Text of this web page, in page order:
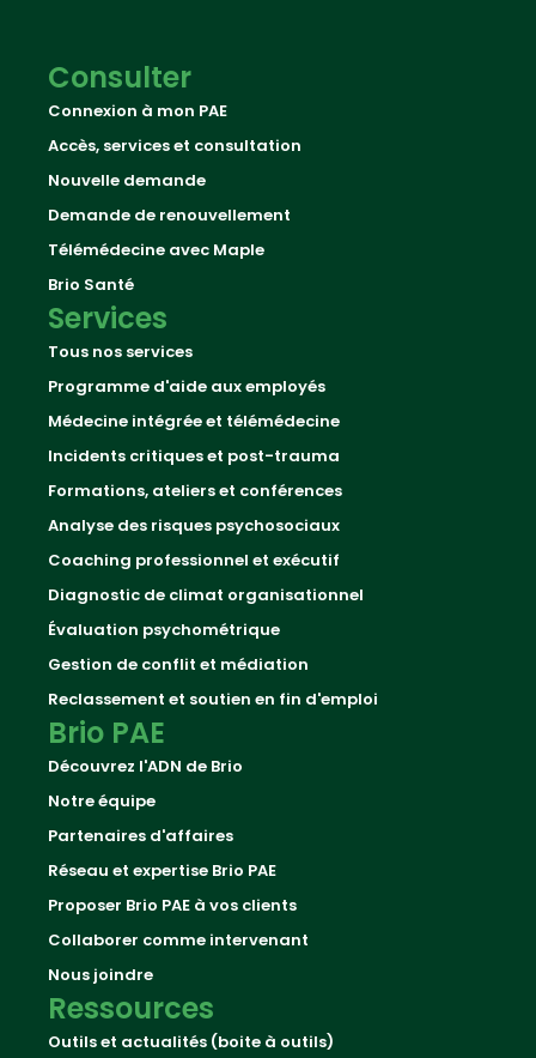
Consulter
Connexion à mon PAE
Accès, services et consultation
Nouvelle demande
Demande de renouvellement
Télémédecine avec Maple
Brio Santé
Services
Tous nos services
Programme d'aide aux employés
Médecine intégrée et télémédecine
Incidents critiques et post-trauma
Formations, ateliers et conférences
Analyse des risques psychosociaux
Coaching professionnel et exécutif
Diagnostic de climat organisationnel
Évaluation psychométrique
Gestion de conflit et médiation
Reclassement et soutien en fin d'emploi
Brio PAE
Découvrez l'ADN de Brio
Notre équipe
Partenaires d'affaires
Réseau et expertise Brio PAE
Proposer Brio PAE à vos clients
Collaborer comme intervenant
Nous joindre
Ressources
Outils et actualités (boite à outils)